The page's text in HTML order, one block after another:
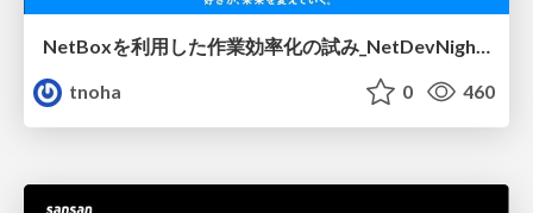
NetBoxを利用した作業効率化の試み_NetDevNight4
tnoha
0 460